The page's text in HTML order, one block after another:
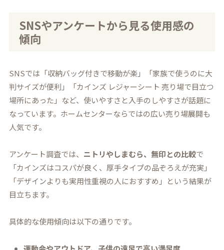
SNSやアンケートから見る使用感の
傾向
SNSでは「収納バッグ付きで移動が楽」「家族で使うのに大
判サイズが便利」「カインズ レジャーシート 売り場で目立つ
場所にあった」など、使いやすさと入手のしやすさが話題に
なっています。ホームセンターならではの広い売り場展開も
人気です。
アンケート調査では、 ニトリやしまむら、無印との比較で
「カインズはコスパが良く、厚手タイプの品ぞろえが充実」
「デザインよりも実用性重視の人におすすめ」という結果が
目立ちます。
具体的な使用傾向は以下の通りです。